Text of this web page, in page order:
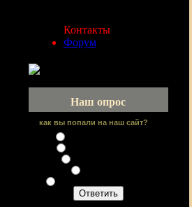
Контакты
Форум
Наш опрос
как вы попали на наш сайт?